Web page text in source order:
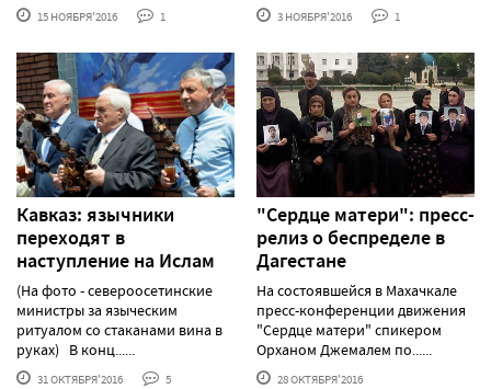
15 НОЯБРЯ'2016 1 3 НОЯБРЯ'2016 1
Кавказ: язычники
переходят в
наступление на Ислам
(На фото - североосетинские
министры за языческим
ритуалом со стаканами вина в
руках) В конц......
31 ОКТЯБРЯ'2016 5
"Сердце матери": пресс-
релиз о беспределе в
Дагестане
На состоявшейся в Махачкале
пресс-конференции движения
"Сердце матери" спикером
Орханом Джемалем по......
28 ОКТЯБРЯ'2016